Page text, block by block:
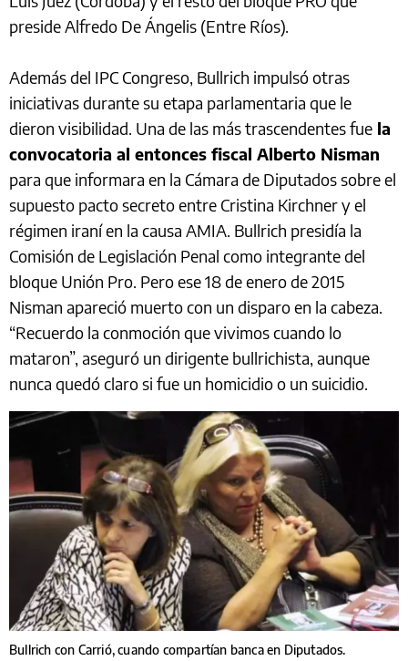
preside Alfredo De Ángelis (Entre Ríos).
Además del IPC Congreso, Bullrich impulsó otras
iniciativas durante su etapa parlamentaria que le
dieron visibilidad. Una de las más trascendentes fue la
convocatoria al entonces fiscal Alberto Nisman
para que informara en la Cámara de Diputados sobre el
supuesto pacto secreto entre Cristina Kirchner y el
régimen iraní en la causa AMIA. Bullrich presidía la
Comisión de Legislación Penal como integrante del
bloque Unión Pro. Pero ese 18 de enero de 2015
Nisman apareció muerto con un disparo en la cabeza.
“Recuerdo la conmoción que vivimos cuando lo
mataron”, aseguró un dirigente bullrichista, aunque
nunca quedó claro si fue un homicidio o un suicidio.
Bullrich con Carrió, cuando compartían banca en Diputados.